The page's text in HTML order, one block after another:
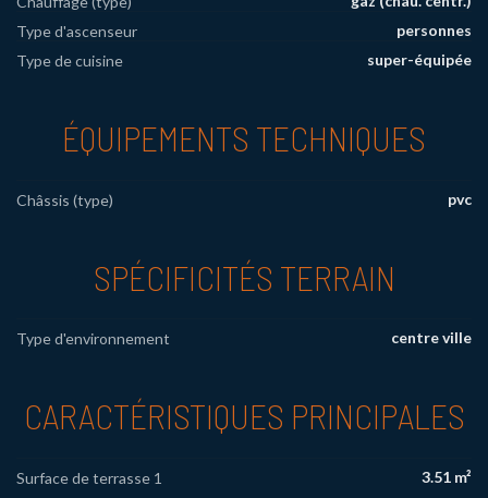
Type d'ascenseur
personnes
Type de cuisine
super-équipée
ÉQUIPEMENTS TECHNIQUES
Châssis (type) pvc
SPÉCIFICITÉS TERRAIN
Type d'environnement centre ville
CARACTÉRISTIQUES PRINCIPALES
Surface de terrasse 1 3.51 m²